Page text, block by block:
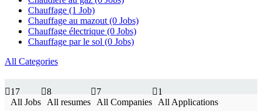
Chauffage (1 Job)
Chauffage au mazout (0 Jobs)
Chauffage électrique (0 Jobs)
Chauffage par le sol (0 Jobs)
All Categories
17
All Jobs
8
All resumes
7
All Companies
1
All Applications